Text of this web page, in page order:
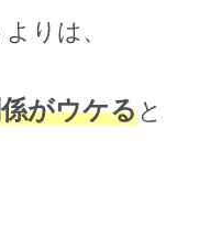
りは、
がウケると